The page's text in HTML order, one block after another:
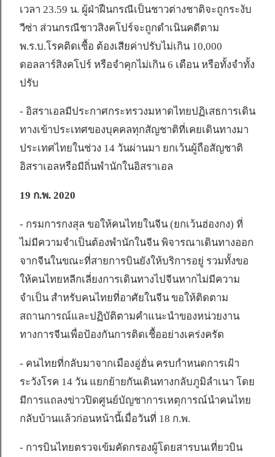
เวลา 23.59 น. ผู้ฝ่าฝืนกรณีเป็นชาวต่างชาติจะถูกระงับ
วีซ่า ส่วนกรณีชาวสิงคโปร์จะถูกดำเนินคดีตาม
พ.ร.บ.โรคติดเชื้อ ต้องเสียค่าปรับไม่เกิน 10,000
ดอลลาร์สิงคโปร์ หรือจำคุกไม่เกิน 6 เดือน หรือทั้งจำทั้ง
ปรับ
- อิสราเอลมีประกาศกระทรวงมหาดไทยปฏิเสธการเดิน
ทางเข้าประเทศของบุคคลทุกสัญชาติที่เคยเดินทางมา
ประเทศไทยในช่วง 14 วันผ่านมา ยกเว้นผู้ถือสัญชาติ
อิสราเอลหรือมีถิ่นพำนักในอิสราเอล
19 ก.พ. 2020
- กรมการกงสุล ขอให้คนไทยในจีน (ยกเว้นฮ่องกง) ที่
ไม่มีความจำเป็นต้องพำนักในจีน พิจารณาเดินทางออก
จากจีนในขณะที่สายการบินยังให้บริการอยู่ รวมทั้งขอ
ให้คนไทยหลีกเลี่ยงการเดินทางไปจีนหากไม่มีความ
จำเป็น สำหรับคนไทยที่อาศัยในจีน ขอให้ติดตาม
สถานการณ์และปฏิบัติตามคำแนะนำของหน่วยงาน
ทางการจีนเพื่อป้องกันการติดเชื้ออย่างเคร่งครัด
- คนไทยที่กลับมาจากเมืองอู่ฮั่น ครบกำหนดการเฝ้า
ระวังโรค 14 วัน แยกย้ายกันเดินทางกลับภูมิลำเนา โดย
มีการแถลงข่าวปิดศูนย์บัญชาการเหตุการณ์นำคนไทย
กลับบ้านแล้วก่อนหน้านี้เมื่อวันที่ 18 ก.พ.
- การบินไทยตรวจเข้มคัดกรองผู้โดยสารบนเที่ยวบิน